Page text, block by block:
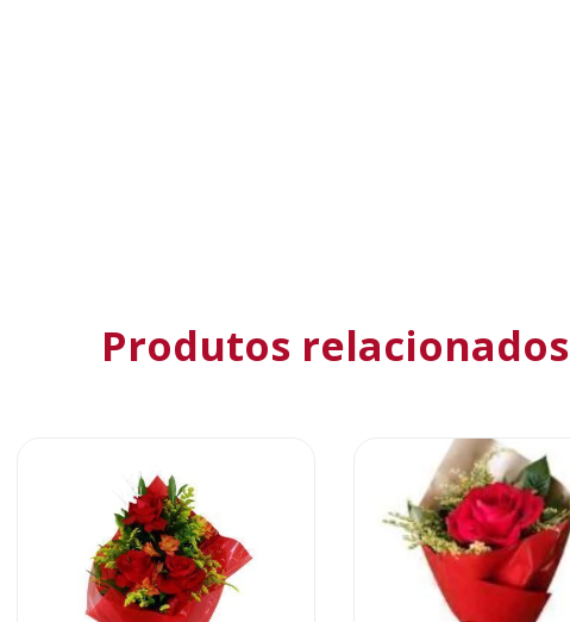
Produtos relacionados